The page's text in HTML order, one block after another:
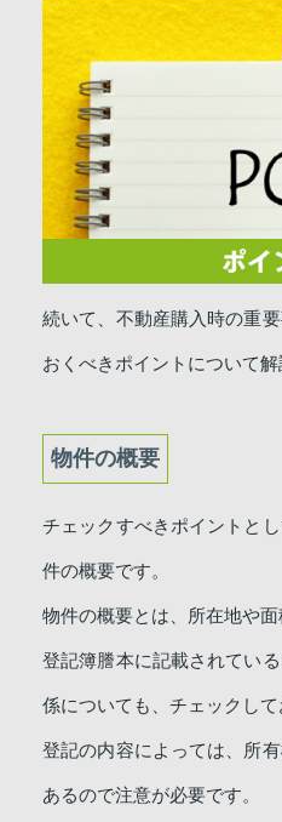
続いて、不動産購入時の重
おくべきポイントについて解
物件の概要
チェックすべきポイントと
件の概要です。
物件の概要とは、所在地や面
登記簿謄本に記載されてい
係についても、チェックして
登記の内容によっては、所
あるので注意が必要です。